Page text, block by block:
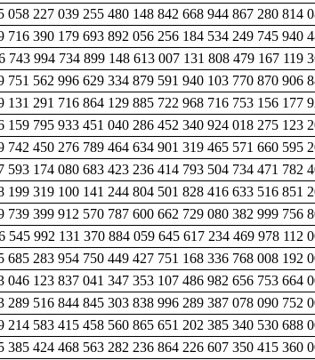
227 039 255 480 148 842 668 944 867 280 814
390 179 693 892 056 256 184 534 249 745 940
994 734 899 148 613 007 131 808 479 167 119
562 996 629 334 879 591 940 103 770 870 906
291 716 864 129 885 722 968 716 753 156 177
795 933 451 040 286 452 340 924 018 275 123
450 276 789 464 634 901 319 465 571 660 595
174 080 683 423 236 414 793 504 734 471 782
319 100 141 244 804 501 828 416 633 516 851
399 912 570 787 600 662 729 080 382 999 756
992 131 370 884 059 645 617 234 469 978 112
283 954 750 449 427 751 168 336 768 008 192
123 837 041 347 353 107 486 982 656 753 664
516 844 845 303 838 996 289 387 078 090 752
583 415 458 560 865 651 202 385 340 530 688
424 468 563 282 236 864 226 607 350 415 360